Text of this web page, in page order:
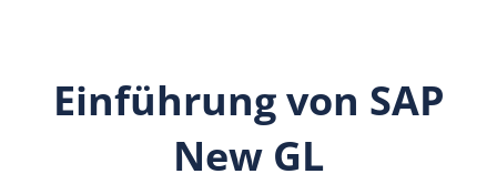
Einführung von SAP
New GL